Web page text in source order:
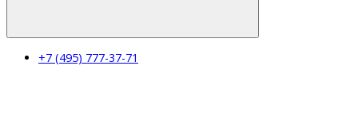
+7 (495) 777-37-71